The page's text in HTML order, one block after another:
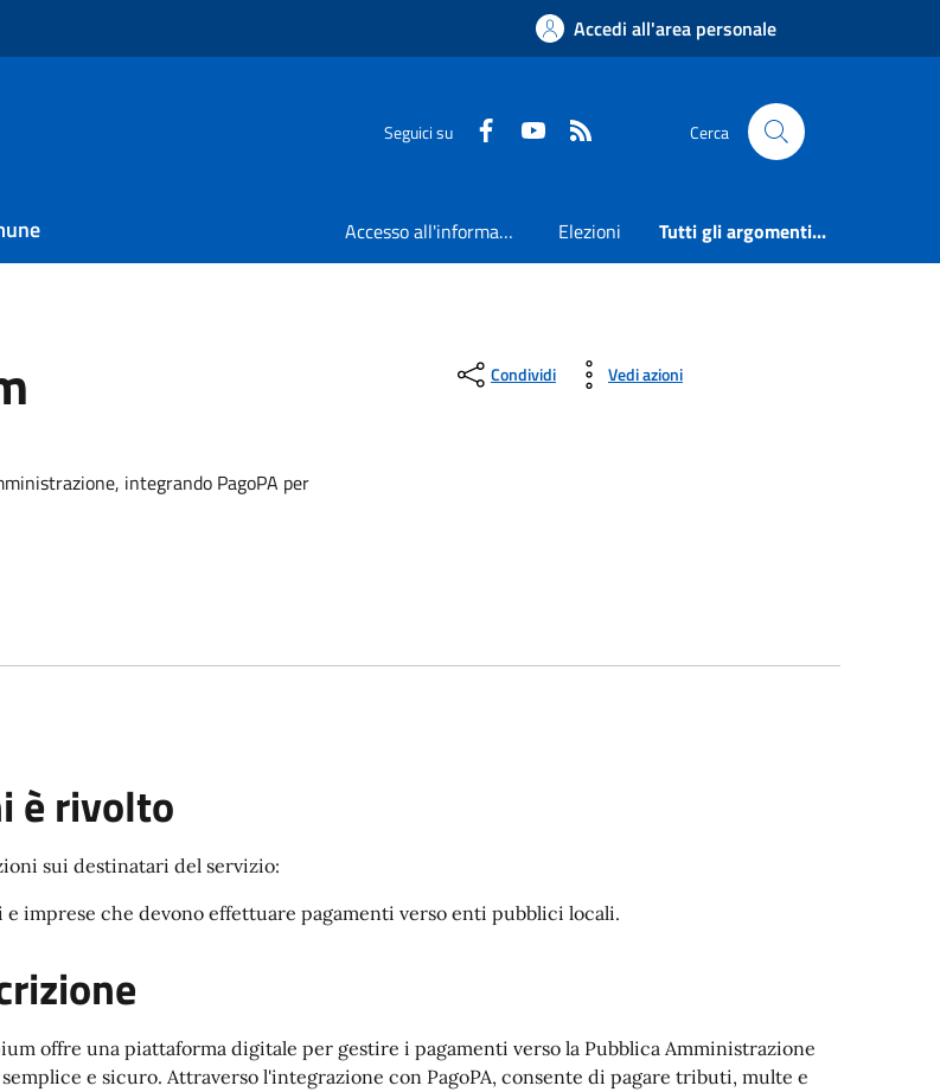
Accedi all'area personale
Seguici su Faceboook
Youtube Cerca
Accesso all'informazione Elezioni Tutti gli argomenti...
integrando PagoPA per
Condividi Vedi azioni
è rivolto
sui destinatari del servizio:
imprese che devono effettuare pagamenti verso enti pubblici locali.
offre una piattaforma digitale per gestire i pagamenti verso la Pubblica Amministrazione
e sicuro. Attraverso l'integrazione con PagoPA, consente di pagare tributi, multe e